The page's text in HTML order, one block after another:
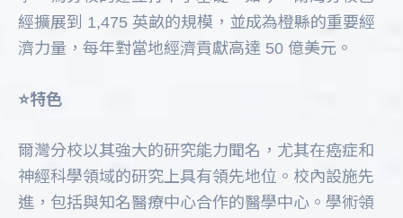
經擴展到 1,475 英畝的規模，並成為橙縣的重要經
濟力量，每年對當地經濟貢獻高達 50 億美元。
⭐️特色
爾灣分校以其強大的研究能力聞名，尤其在癌症和
神經科學領域的研究上具有領先地位。校內設施先
進，包括與知名醫療中心合作的醫學中心。學術領